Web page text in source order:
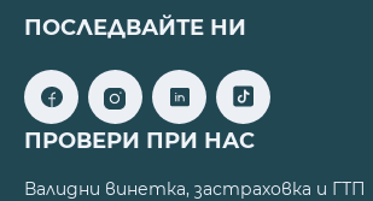
ПОСЛЕДВАЙТЕ НИ
ПРОВЕРИ ПРИ НАС
Валидни винетка, застраховка и ГТП